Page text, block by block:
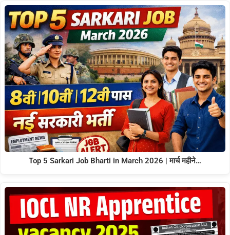
Top 5 Sarkari Job Bharti in March 2026 | मार्च महीने…